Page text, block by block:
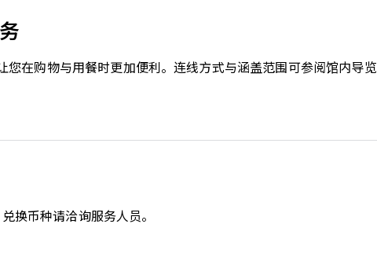
您在购物与用餐时更加便利。连线方式与涵盖范围可参阅馆内导览
换币种请洽询服务人员。